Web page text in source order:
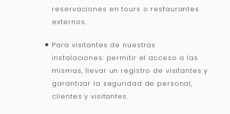
reservaciones en tours o restaurantes
externos.
Para visitantes de nuestras
instalaciones: permitir el acceso a las
mismas, llevar un registro de visitantes y
garantizar la seguridad de personal,
clientes y visitantes.